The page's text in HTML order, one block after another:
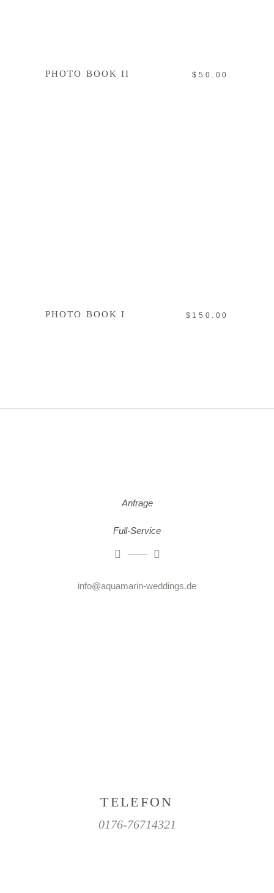
PHOTO BOOK II $ 50.00
PHOTO BOOK I $ 150.00
Anfrage
Full-Service
info@aquamarin-weddings.de
TELEFON
0176-76714321